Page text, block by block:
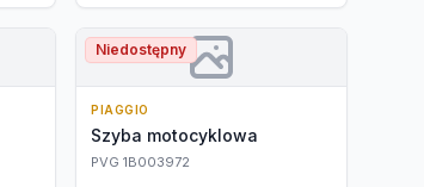
Niedostępny
PIAGGIO
Szyba motocyklowa
PVG 1B003972